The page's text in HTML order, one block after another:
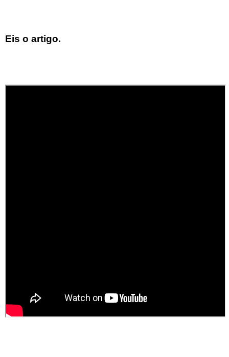
Eis o artigo.